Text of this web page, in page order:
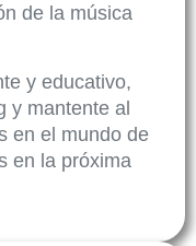
de la música
y educativo,
y mantente al
en el mundo de
en la próxima